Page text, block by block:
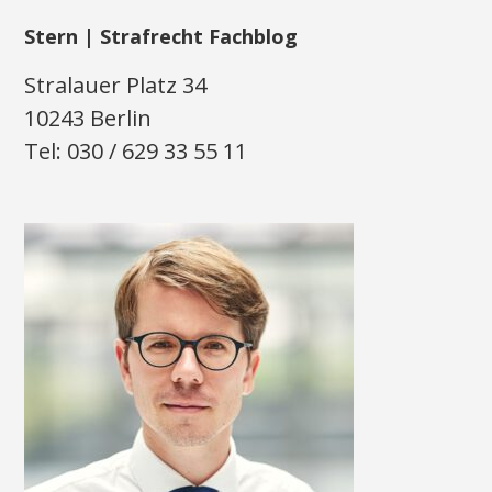
Stern | Strafrecht Fachblog
Stralauer Platz 34
10243 Berlin
Tel: 030 / 629 33 55 11